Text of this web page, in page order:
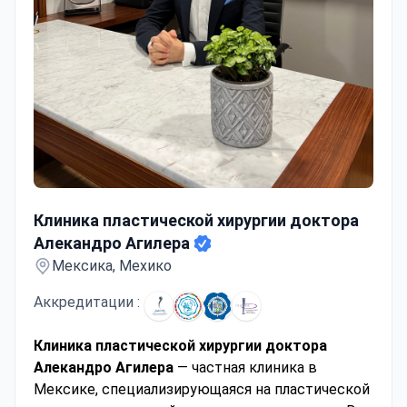
Клиника пластической хирургии доктора
Алекандро Агилера
Мексика, Мехико
Аккредитации :
Клиника пластической хирургии доктора
Алекандро Агилера — частная клиника в
Мексике, специализирующаяся на пластической